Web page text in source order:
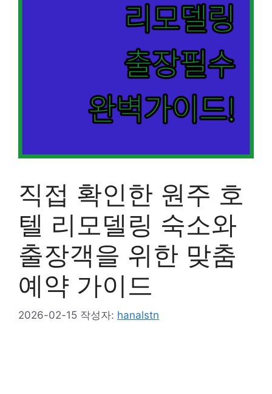
직접 확인한 원주 호
텔 리모델링 숙소와
출장객을 위한 맞춤
예약 가이드
2026-02-15 작성자: hanalstn